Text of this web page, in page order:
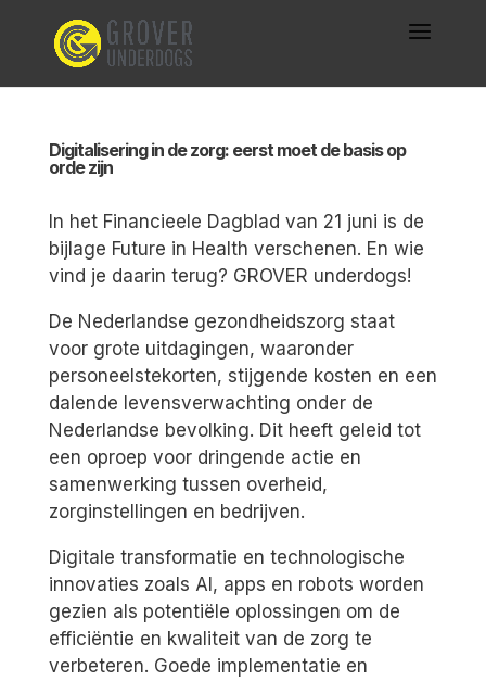
Digitalisering in de zorg: eerst moet de basis op
orde zijn
In het Financieele Dagblad van 21 juni is de
bijlage Future in Health verschenen. En wie
vind je daarin terug? GROVER underdogs!
De Nederlandse gezondheidszorg staat
voor grote uitdagingen, waaronder
personeelstekorten, stijgende kosten en een
dalende levensverwachting onder de
Nederlandse bevolking. Dit heeft geleid tot
een oproep voor dringende actie en
samenwerking tussen overheid,
zorginstellingen en bedrijven.
Digitale transformatie en technologische
innovaties zoals AI, apps en robots worden
gezien als potentiële oplossingen om de
efficiëntie en kwaliteit van de zorg te
verbeteren. Goede implementatie en